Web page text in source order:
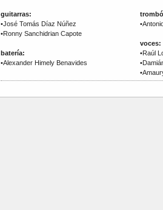
guitarras:
•José Tomás Díaz Núñez
•Ronny Sanchidrian Capote
voces:
batería:
•Raúl
•Alexander Himely Benavides